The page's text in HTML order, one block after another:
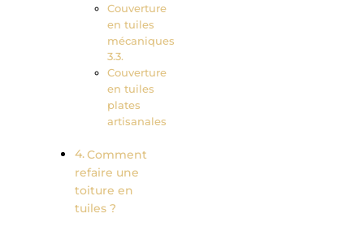
Couverture
en tuiles
mécaniques
Couverture
en tuiles
plates
artisanales
Comment
refaire une
toiture en
tuiles ?